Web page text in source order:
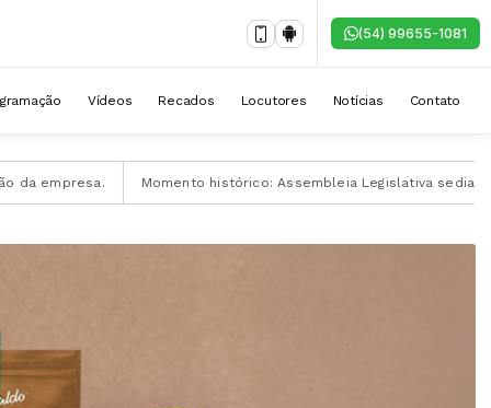
(54) 99655-1081
Vídeos Recados Locutores Notícias Contato
histórico: Assembleia Legislativa sedia criação do Consórcio